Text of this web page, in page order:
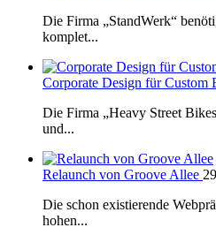
Die Firma „StandWerk“
komplet...
Corporate Design für Custom
Die Firma „Heavy Street
und...
Relaunch von Groove Allee
Die schon existierende
hohen...